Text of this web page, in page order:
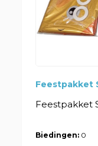
Feestpakket
Feestpakket
Biedingen: 0